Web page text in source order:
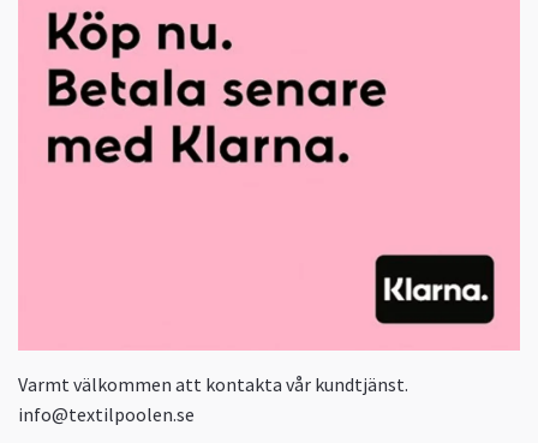
Varmt välkommen att kontakta vår kundtjänst.
info@textilpoolen.se